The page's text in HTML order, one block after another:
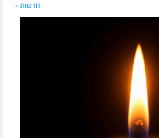
חדשות »